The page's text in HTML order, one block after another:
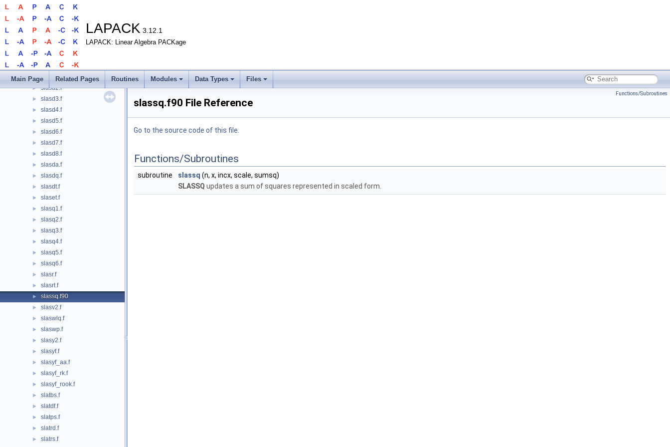
LAPACK 3.12.1
LAPACK: Linear Algebra PACKage
Main Page Related Pages Routines Modules Data Types Files
► slarzb.f
► slarzt.f
► slas2.f
► slascl.f
► slascl2.f
► slasd0.f
► slasd1.f
► slasd2.f
► slasd3.f
► slasd4.f
► slasd5.f
► slasd6.f
► slasd7.f
► slasd8.f
► slasda.f
► slasdq.f
► slasdt.f
► slaset.f
► slasq1.f
► slasq2.f
► slasq3.f
► slasq4.f
► slasq5.f
► slasq6.f
► slasr.f
► slasrt.f
► slassq.f90
► slasv2.f
► slaswlq.f
► slaswp.f
► slasy2.f
► slasyf.f
► slasyf_aa.f
► slasyf_rk.f
► slasyf_rook.f
► slatbs.f
► slatdf.f
► slatps.f
► slatrd.f
►
slatrs.f
Functions/Subroutines
slassq.f90 File Reference
Go to the source code of this file.
Functions/Subroutines
subroutine slassq (n, x, incx, scale, sumsq)
SLASSQ updates a sum of squares represented in scaled form.